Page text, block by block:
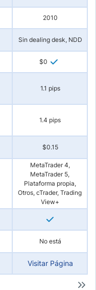
2010
Sin dealing desk, NDD
$0
1.1 pips
1.4 pips
$0.15
MetaTrader 4,
MetaTrader 5,
Plataforma propia,
Otros, cTrader, Trading
View+
No está
Visitar Página